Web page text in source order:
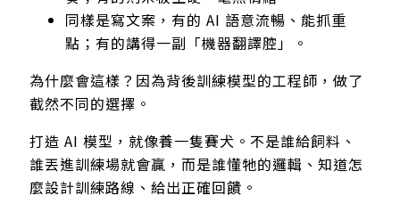
同樣是寫文案，有的 AI 語意流暢、能抓重
點；有的講得一副「機器翻譯腔」。
為什麼會這樣？因為背後訓練模型的工程師，做了
截然不同的選擇。
打造 AI 模型，就像養一隻賽犬。不是誰給飼料、
誰丟進訓練場就會贏，而是誰懂牠的邏輯、知道怎
麼設計訓練路線、給出正確回饋。